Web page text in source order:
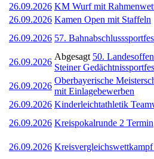
26.09.2026 KM Wurf mit
26.09.2026 Kamen Open mit Staffeln
26.09.2026 57.
26.09.2026
Abgesagt 50.
Steiner
26.09.2026
Oberbayerische
mit Einlagebewerben
26.09.2026 Kinderleichtathletik
26.09.2026 Kreispokalrunde 2 Termin
26.09.2026